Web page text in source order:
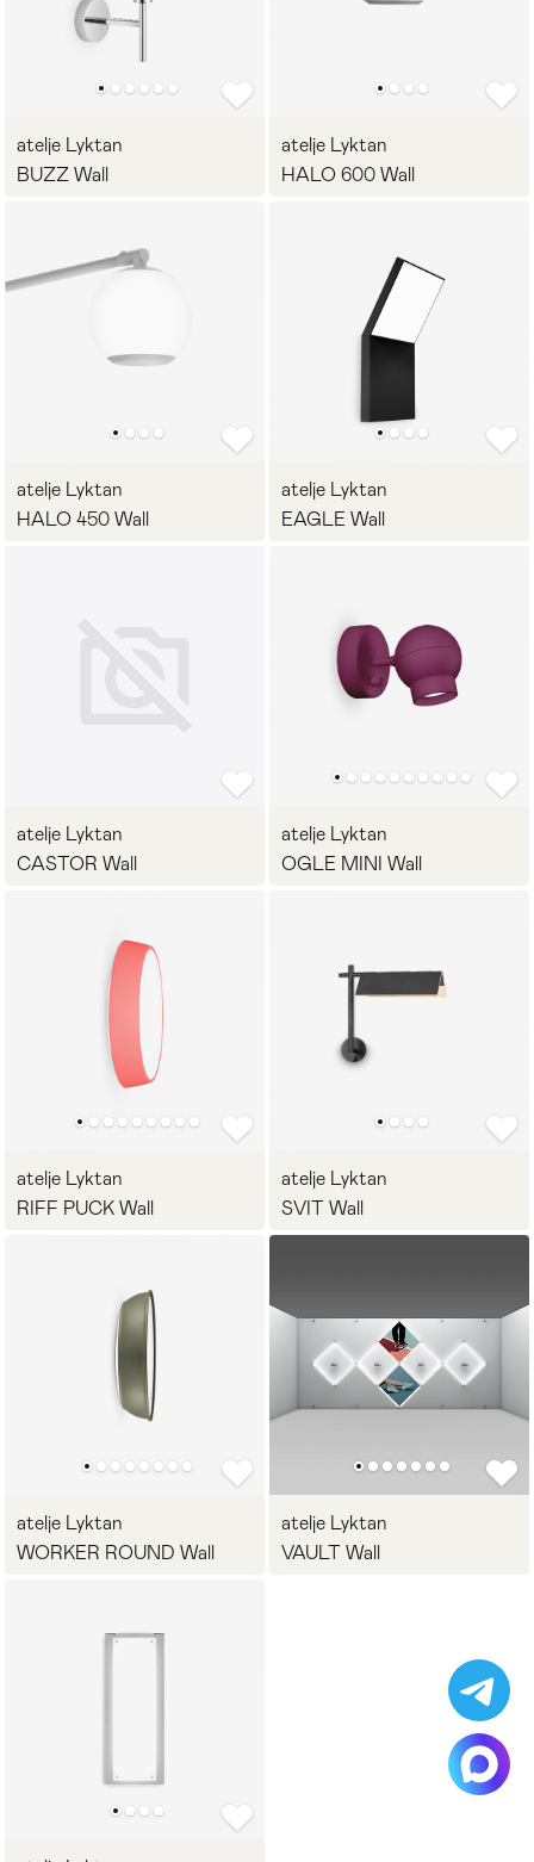
atelje Lyktan
BUZZ Wall
atelje Lyktan
HALO 600 Wall
atelje Lyktan
HALO 450 Wall
atelje Lyktan
EAGLE Wall
atelje Lyktan
CASTOR Wall
atelje Lyktan
OGLE MINI Wall
atelje Lyktan
RIFF PUCK Wall
atelje Lyktan
SVIT Wall
atelje Lyktan
WORKER ROUND Wall
atelje Lyktan
VAULT Wall